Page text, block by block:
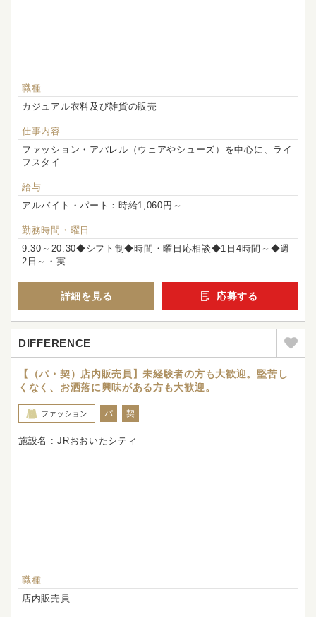
職種
カジュアル衣料及び雑貨の販売
仕事内容
ファッション・アパレル（ウェアやシューズ）を中心に、ライ
フスタイ...
給与
アルバイト・パート：時給1,060円～
勤務時間・曜日
9:30～20:30◆シフト制◆時間・曜日応相談◆1日4時間～◆週
2日～・実...
詳細を見る 応募する
DIFFERENCE
【（パ・契）店内販売員】未経験者の方も大歓迎。堅苦し
くなく、お洒落に興味がある方も大歓迎。
ファッション パ 契
施設名 : JRおおいたシティ
職種
店内販売員